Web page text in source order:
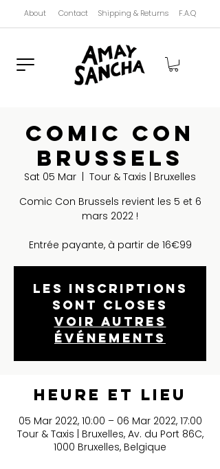
About Contact Shipping & Returns F.A.Q
Comic Con
Brussels
Sat 05 Mar
Tour & Taxis | Bruxelles
Comic Con Brussels revient les 5 et 6
mars 2022 !
Entrée payante, à partir de 16€99
Les inscriptions
sont closes
Voir autres
événements
Heure et lieu
05 Mar 2022, 10:00 – 06 Mar 2022, 17:00
Tour & Taxis | Bruxelles, Av. du Port 86C,
1000 Bruxelles, Belgique